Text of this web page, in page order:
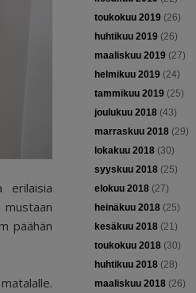
erilaisia
mustaan
päähän
toukokuu 2019(26)
huhtikuu 2019(26)
maaliskuu 2019(27)
helmikuu 2019(24)
tammikuu 2019(25)
joulukuu 2018(43)
marraskuu 2018(29)
lokakuu 2018(30)
syyskuu 2018(25)
elokuu 2018(27)
heinäkuu 2018(25)
kesäkuu 2018(21)
toukokuu 2018(30)
huhtikuu 2018(28)
maaliskuu 2018(26)